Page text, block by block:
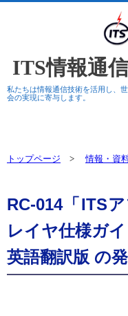
ITS情報通
私たちは情報通信技術を活用し、
会の実現に寄与します。
トップページ >情報・資
RC-014「ITS
レイヤ仕様ガイ
英語翻訳版 の